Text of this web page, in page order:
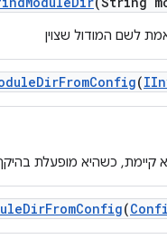
לשם המודול שצוין
DirFromConfig(
קיימת, כשהיא מופעלת
DirFromConfig(